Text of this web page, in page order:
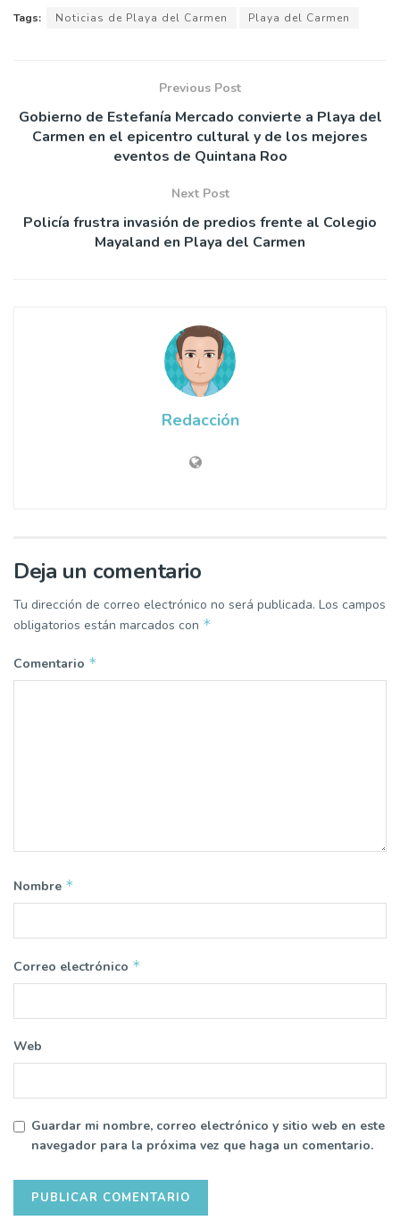
Tags: Noticias de Playa del Carmen Playa del Carmen
Previous Post
Gobierno de Estefanía Mercado convierte a Playa del
Carmen en el epicentro cultural y de los mejores
eventos de Quintana Roo
Next Post
Policía frustra invasión de predios frente al Colegio
Mayaland en Playa del Carmen
Redacción
Deja un comentario
Tu dirección de correo electrónico no será publicada. Los campos
obligatorios están marcados con *
Comentario *
Nombre *
Correo electrónico *
Web
Guardar mi nombre, correo electrónico y sitio web en este
navegador para la próxima vez que haga un comentario.